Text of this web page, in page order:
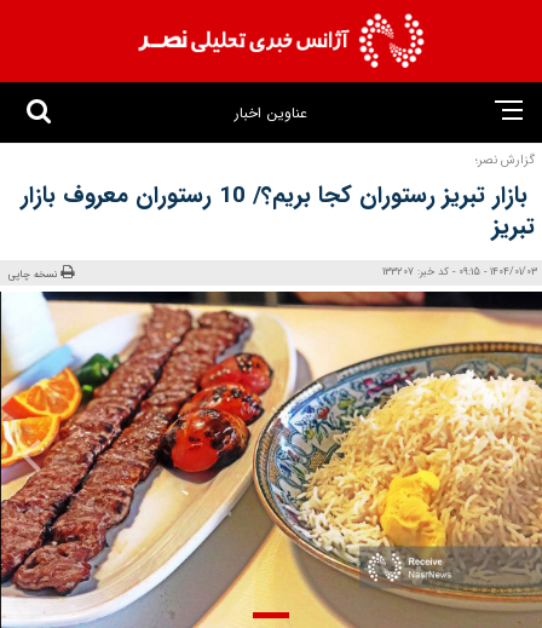
عناوین اخبار
گزارش نصر؛
بازار تبریز رستوران کجا بریم؟/ 10 رستوران معروف بازار
تبریز
1404/01/03 - 09:15 - کد خبر: 133207 نسخه چاپی